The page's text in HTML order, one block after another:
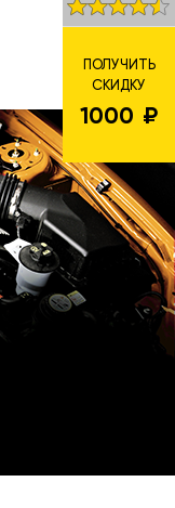
ПОЛУЧИТЬ
СКИДКУ
1000